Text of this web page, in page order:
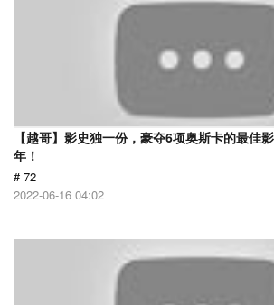
【越哥】影史独一份，豪夺6项奥斯卡的最佳
年！
# 72
2022-06-16 04:02